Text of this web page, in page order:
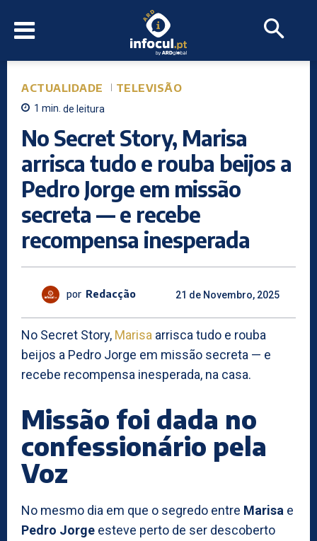
ACTUALIDADE TELEVISÃO
1 min. de leitura
No Secret Story, Marisa
arrisca tudo e rouba beijos a
Pedro Jorge em missão
secreta — e recebe
recompensa inesperada
por Redacção 21 de Novembro, 2025
No Secret Story, Marisa arrisca tudo e rouba
beijos a Pedro Jorge em missão secreta — e
recebe recompensa inesperada, na casa.
Missão foi dada no
confessionário pela
Voz
No mesmo dia em que o segredo entre Marisa e
Pedro Jorge esteve perto de ser descoberto